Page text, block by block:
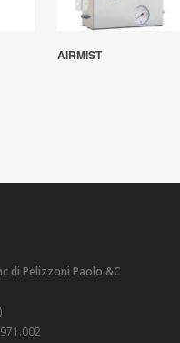
AIRMIST
di Pelizzoni Paolo &C